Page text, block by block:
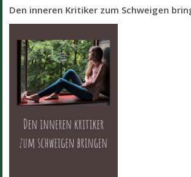
Den inneren Kritiker zum Schweigen